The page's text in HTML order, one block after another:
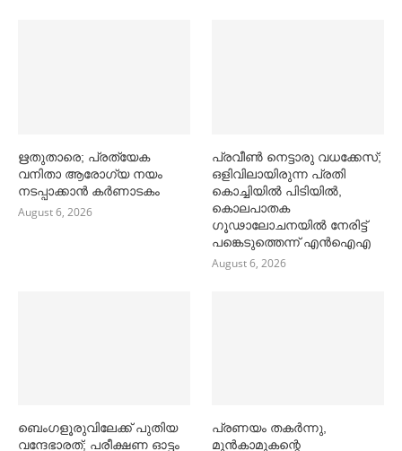
ഋതുതാരെ; പ്രത്യേക
വനിതാ ആരോഗ്യ നയം
നടപ്പാക്കാൻ കര്‍ണാടകം
August 6, 2026
പ്രവീൺ നെട്ടാരു വധക്കേസ്;
ഒളിവിലായിരുന്ന പ്രതി
കൊച്ചിയിൽ പിടിയിൽ,
കൊലപാതക
ഗൂഢാലോചനയിൽ നേരിട്ട്
പങ്കെടുത്തെന്ന് എൻഐഎ
August 6, 2026
ബെംഗളൂരുവിലേക്ക് പുതിയ
വന്ദേഭാരത്; പരീക്ഷണ ഓട്ടം
പ്രണയം തകര്‍ന്നു,
മുൻകാമുകന്റെ